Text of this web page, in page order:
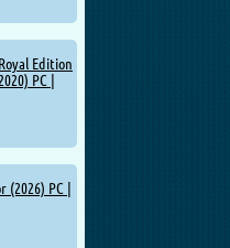
Edition
PC |
PC |